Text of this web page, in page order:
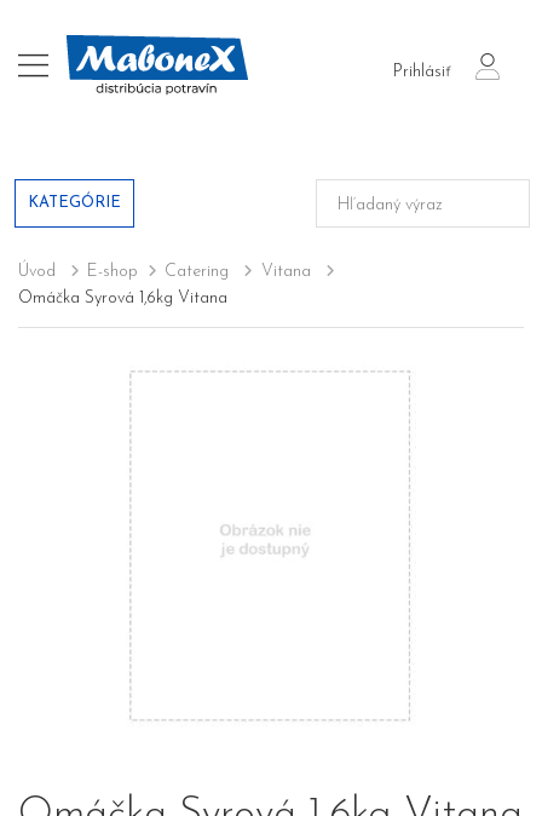
Prihlásiť
login
KATEGÓRIE
Úvod E-shop Catering
Vitana
Omáčka Syrová 1,6kg Vitana